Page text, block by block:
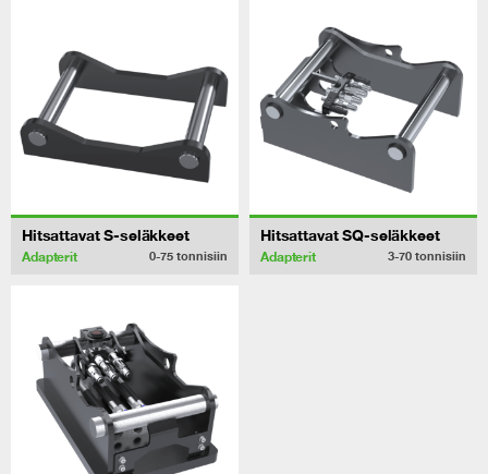
Hitsattavat S-seläkkeet
Adapterit 0-75 tonnisiin
Hitsattavat SQ-seläkkeet
Adapterit 3-70 tonnisiin